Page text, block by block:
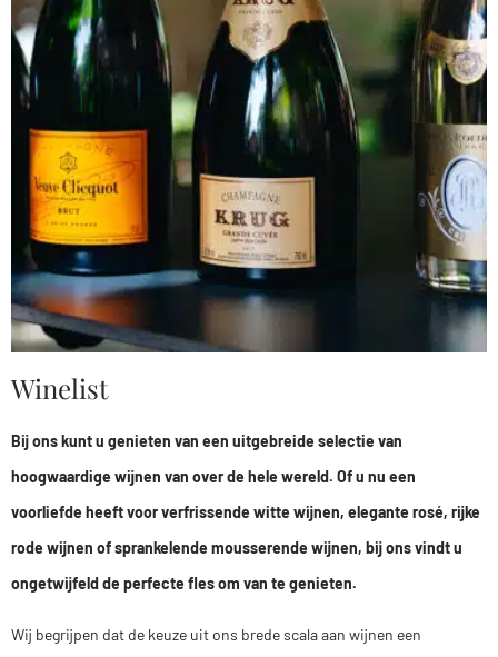
Winelist
Bij ons kunt u genieten van een uitgebreide selectie van
hoogwaardige wijnen van over de hele wereld. Of u nu een
voorliefde heeft voor verfrissende witte wijnen, elegante rosé, rijke
rode wijnen of sprankelende mousserende wijnen, bij ons vindt u
ongetwijfeld de perfecte fles om van te genieten.
Wij begrijpen dat de keuze uit ons brede scala aan wijnen een